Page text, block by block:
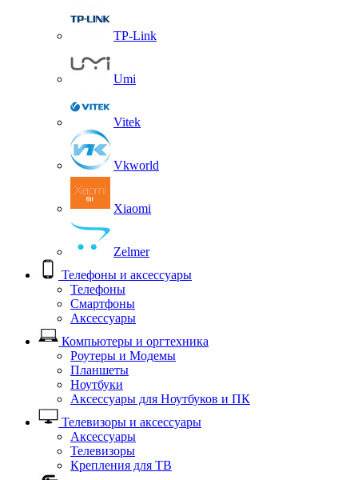
TP-Link
Umi
Vitek
Vkworld
Xiaomi
Zelmer
Телефоны и аксессуары
Телефоны
Смартфоны
Аксессуары
Компьютеры и оргтехника
Роутеры и Модемы
Планшеты
Ноутбуки
Аксессуары для Ноутбуков и ПК
Телевизоры и аксессуары
Аксессуары
Телевизоры
Крепления для ТВ